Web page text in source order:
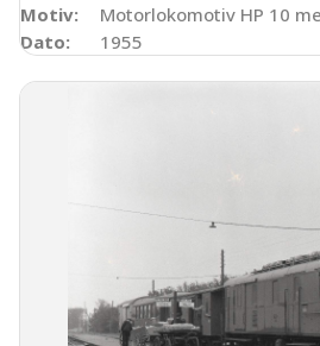
Motiv:
Motorlokomotiv HP 10
Dato:
1955